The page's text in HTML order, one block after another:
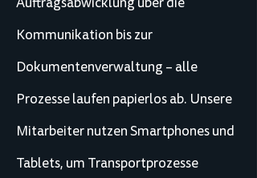
Kommunikation bis zur
Dokumentenverwaltung – alle
Prozesse laufen papierlos ab. Unsere
Mitarbeiter nutzen Smartphones und
Tablets, um Transportprozesse